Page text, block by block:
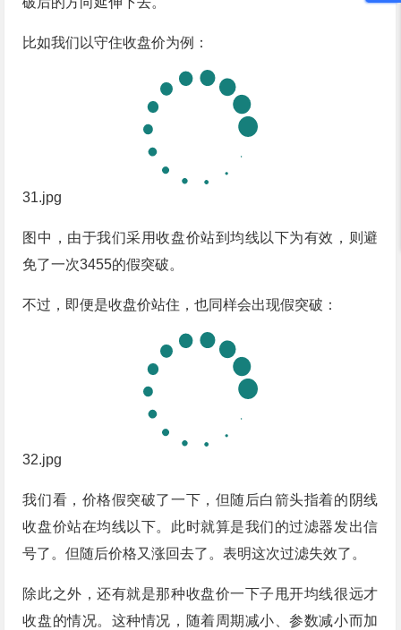
比如我们以守住收盘价为例：
31.jpg
图中，由于我们采用收盘价站到均线以下为有效，则避
免了一次3455的假突破。
不过，即便是收盘价站住，也同样会出现假突破：
32.jpg
我们看，价格假突破了一下，但随后白箭头指着的阴线
收盘价站在均线以下。此时就算是我们的过滤器发出信
号了。但随后价格又涨回去了。表明这次过滤失效了。
除此之外，还有就是那种收盘价一下子甩开均线很远才
收盘的情况。这种情况，随着周期减小、参数减小而加